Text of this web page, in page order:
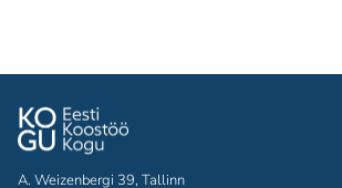
A. Weizenbergi 39, Tallinn